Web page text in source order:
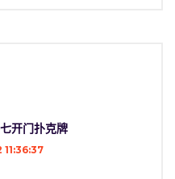
开门扑克牌